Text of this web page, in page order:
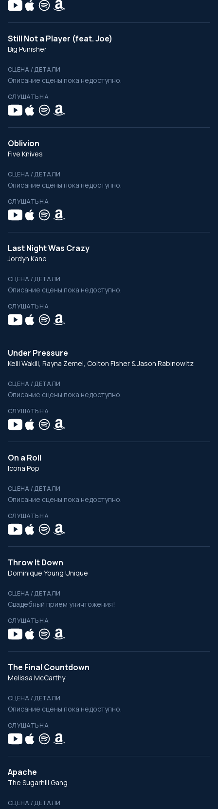
Still Not a Player (feat. Joe)
Big Punisher
СЦЕНА / ДЕТАЛИ
Описание сцены пока недоступно.
СЛУШАТЬ НА
Oblivion
Five Knives
СЦЕНА / ДЕТАЛИ
Описание сцены пока недоступно.
СЛУШАТЬ НА
Last Night Was Crazy
Jordyn Kane
СЦЕНА / ДЕТАЛИ
Описание сцены пока недоступно.
СЛУШАТЬ НА
Under Pressure
Kelli Wakili, Rayna Zemel, Colton Fisher & Jason Rabinowitz
СЦЕНА / ДЕТАЛИ
Описание сцены пока недоступно.
СЛУШАТЬ НА
On a Roll
Icona Pop
СЦЕНА / ДЕТАЛИ
Описание сцены пока недоступно.
СЛУШАТЬ НА
Throw It Down
Dominique Young Unique
СЦЕНА / ДЕТАЛИ
Свадебный прием уничтожения!
СЛУШАТЬ НА
The Final Countdown
Melissa McCarthy
СЦЕНА / ДЕТАЛИ
Описание сцены пока недоступно.
СЛУШАТЬ НА
Apache
The Sugarhill Gang
СЦЕНА / ДЕТАЛИ